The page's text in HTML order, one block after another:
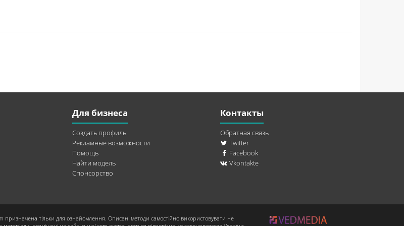
Для бизнеса
Создать профиль
Рекламные возможности
Помощь
Найти модель
Спонсорство
Контакты
Обратная связь
Twitter
Facebook
Vkontakte
призначена тільки для ознайомлення. Описані методи самостійно використовувати не